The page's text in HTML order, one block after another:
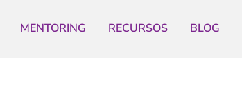
MENTORING RECURSOS BLOG